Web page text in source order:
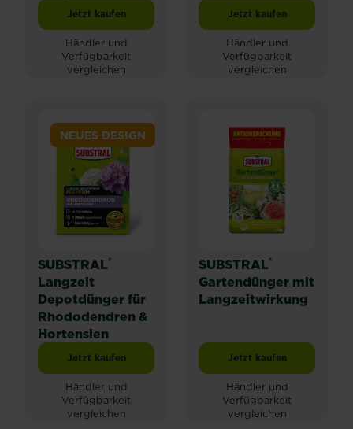
Jetzt kaufenSUBSTRAL® Langzeit Depotdünger für Rosen &
Händler und
Verfügbarkeit
vergleichen
Jetzt kaufenSUBSTRAL®
Händler und
Verfügbarkeit
vergleichen
SUBSTRAL®
Langzeit
Depotdünger für
Rhododendren &
Hortensien
Jetzt kaufenSUBSTRAL® Langzeit Depotdünger für
Händler und
Verfügbarkeit
vergleichen
NEUES DESIGN
SUBSTRAL®
Gartendünger mit
Langzeitwirkung
Jetzt kaufenSUBSTRAL®
Händler und
Verfügbarkeit
vergleichen